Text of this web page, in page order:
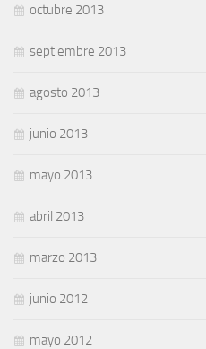
octubre 2013
septiembre 2013
agosto 2013
junio 2013
mayo 2013
abril 2013
marzo 2013
junio 2012
mayo 2012